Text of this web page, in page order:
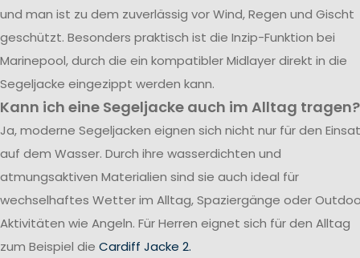
und man ist zu dem zuverlässig vor Wind, Regen und Gischt
geschützt. Besonders praktisch ist die Inzip-Funktion bei
Marinepool, durch die ein kompatibler Midlayer direkt in die
Segeljacke eingezippt werden kann.
Kann ich eine Segeljacke auch im Alltag tragen?
Ja, moderne Segeljacken eignen sich nicht nur für den
auf dem Wasser. Durch ihre wasserdichten und
atmungsaktiven Materialien sind sie auch ideal für
wechselhaftes Wetter im Alltag, Spaziergänge oder
Aktivitäten wie Angeln. Für Herren eignet sich für den Alltag
zum Beispiel die Cardiff Jacke 2.